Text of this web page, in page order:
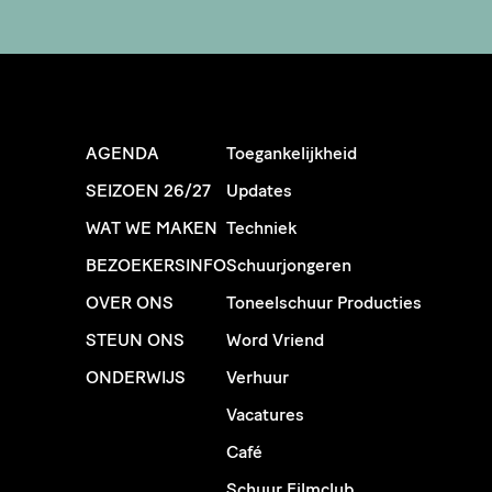
AGENDA
SEIZOEN 26/27
WAT WE MAKEN
BEZOEKERSINFO
OVER ONS
STEUN ONS
ONDERWIJS
Toegankelijkheid
Updates
Techniek
Schuurjongeren
Toneelschuur Producties
Word Vriend
Verhuur
Vacatures
Café